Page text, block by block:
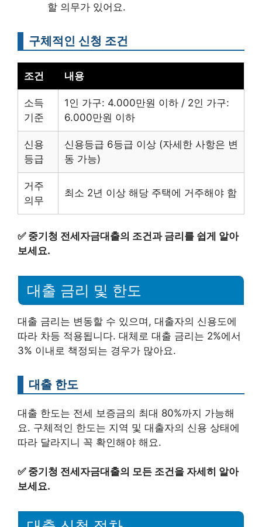
할 의무가 있어요.
구체적인 신청 조건
조건 내용
소득
기준
1인 가구: 4.000만원 이하 / 2인 가구:
6.000만원 이하
신용
등급
신용등급 6등급 이상 (자세한 사항은 변
동 가능)
거주
의무
최소 2년 이상 해당 주택에 거주해야 함
✅ 중기청 전세자금대출의 조건과 금리를 쉽게 알아
보세요.
대출 금리 및 한도
대출 금리는 변동할 수 있으며, 대출자의 신용도에
따라 차등 적용됩니다. 대체로 대출 금리는 2%에서
3% 이내로 책정되는 경우가 많아요.
대출 한도
대출 한도는 전세 보증금의 최대 80%까지 가능해
요. 구체적인 한도는 지역 및 대출자의 신용 상태에
따라 달라지니 꼭 확인해야 해요.
✅ 중기청 전세자금대출의 모든 조건을 자세히 알아
보세요.